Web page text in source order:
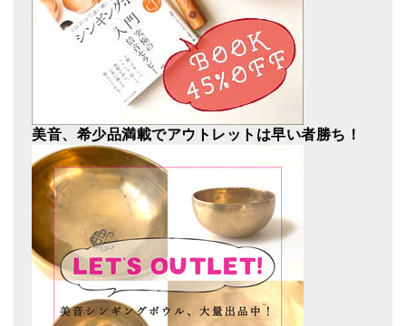
美音、希少品満載でアウトレットは早い者勝ち！